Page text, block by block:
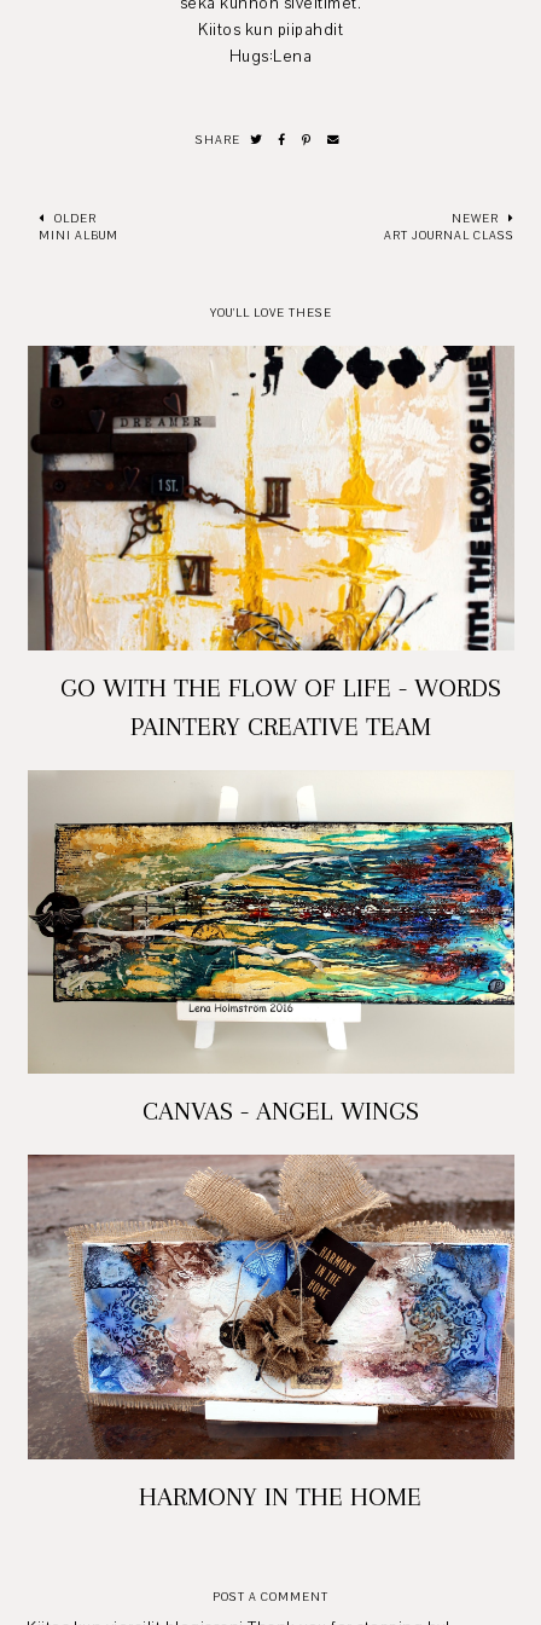
Kiitos kun piipahdit
Hugs:Lena
SHARE
OLDER
MINI ALBUM
NEWER
ART JOURNAL CLASS
YOU'LL LOVE THESE
GO WITH THE FLOW OF LIFE - WORDS
PAINTERY CREATIVE TEAM
CANVAS - ANGEL WINGS
HARMONY IN THE HOME
POST A COMMENT